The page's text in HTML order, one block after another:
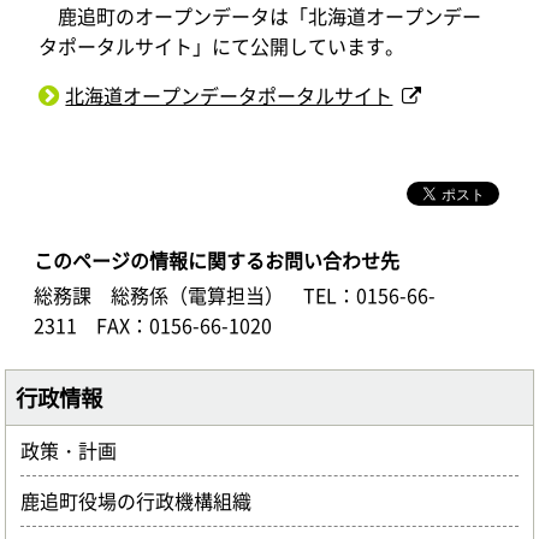
鹿追町のオープンデータは「北海道オープンデー
タポータルサイト」にて公開しています。
北海道オープンデータポータルサイト
このページの情報に関するお問い合わせ先
総務課 総務係（電算担当）
TEL：0156-66-
2311
FAX：0156-66-1020
行政情報
政策・計画
鹿追町役場の行政機構組織